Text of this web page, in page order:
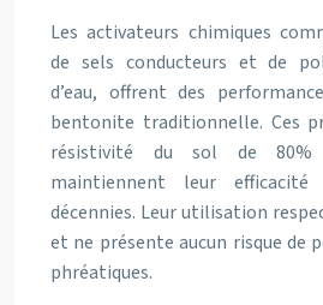
Les activateurs chimiques
de sels conducteurs et de
d’eau, offrent des
bentonite traditionnelle. Ces
résistivité du sol de
maintiennent leur efficacité
décennies. Leur utilisation
et ne présente aucun risque de
phréatiques.